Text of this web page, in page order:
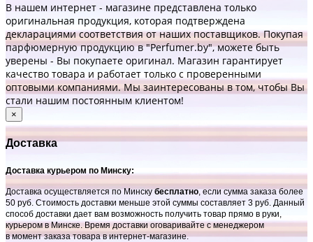
В нашем интернет - магазине представлена только
оригинальная продукция, которая подтверждена
декларациями соответствия от наших поставщиков. Покупая
парфюмерную продукцию в "Perfumer.by", можете быть
уверены - Вы покупаете оригинал. Магазин гарантирует
качество товара и работает только с проверенными
оптовыми компаниями. Мы заинтересованы в том, чтобы Вы
стали нашим постоянным клиентом!
×
Доставка
Доставка курьером по Минску:
Доставка осуществляется по Минскубесплатно, если сумма заказа более
50 руб. Стоимость доставки меньше этой суммы составляет 3 руб. Данный
способ доставки дает вам возможность получить товар прямо в руки,
курьером в Минске. Время доставки оговаривайте с менеджером
в момент заказа товара в интернет-магазине.